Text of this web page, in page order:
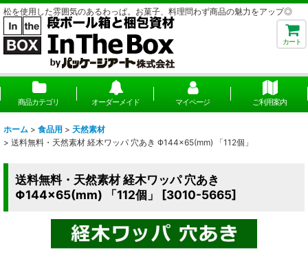
松を使用した雰囲気のあるわっぱ。お菓子、料理問わず商品の魅力をアップ◎
カート
商品カテゴリ オーダーメイド マイページ ご利用案内
ホーム > 食品用 > 天然素材
> 送料無料・天然素材 経木ワッパ 穴あき Φ144×65(mm) 「112個」
送料無料・天然素材 経木ワッパ 穴あき
Φ144×65(mm) 「112個」
[3010-5665]